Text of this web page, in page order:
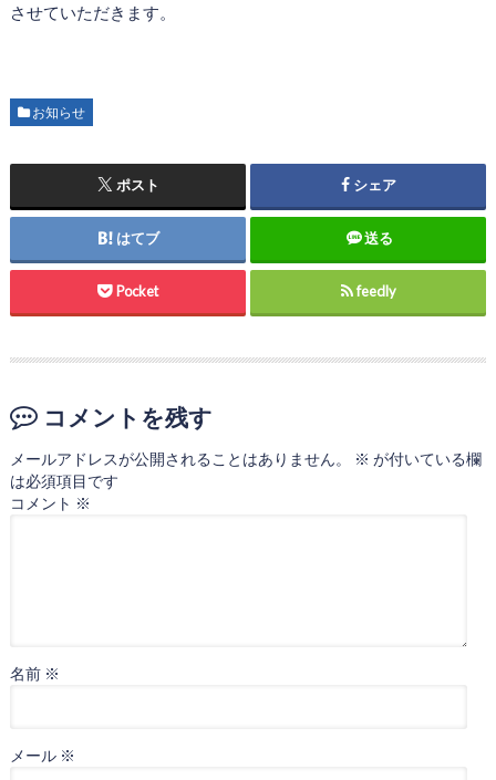
させていただきます。
お知らせ
ポスト シェア
はてブ 送る
Pocket feedly
コメントを残す
メールアドレスが公開されることはありません。 ※ が付いている欄
は必須項目です
コメント ※
名前 ※
メール ※